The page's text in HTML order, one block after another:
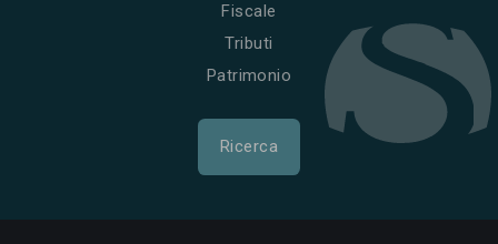
Fiscale
Tributi
Patrimonio
Ricerca